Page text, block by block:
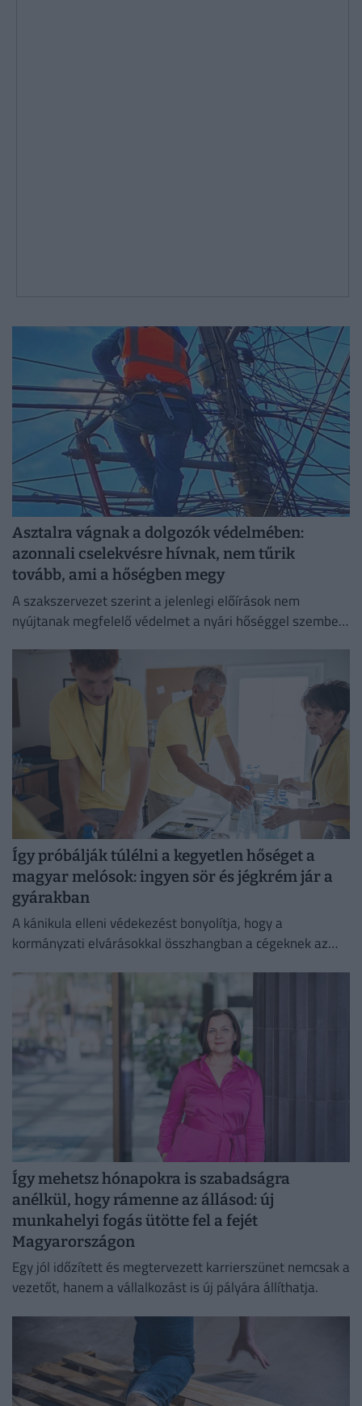
Asztalra vágnak a dolgozók védelmében:
azonnali cselekvésre hívnak, nem tűrik
tovább, ami a hőségben megy
A szakszervezet szerint a jelenlegi előírások nem
nyújtanak megfelelő védelmet a nyári hőséggel szemben,
védelmében.
Így próbálják túlélni a kegyetlen hőséget a
magyar melósok: ingyen sör és jégkrém jár a
gyárakban
A kánikula elleni védekezést bonyolítja, hogy a
kormányzati elvárásokkal összhangban a cégeknek az
Így mehetsz hónapokra is szabadságra
anélkül, hogy rámenne az állásod: új
munkahelyi fogás ütötte fel a fejét
Magyarországon
Egy jól időzített és megtervezett karrierszünet nemcsak a
vezetőt, hanem a vállalkozást is új pályára állíthatja.